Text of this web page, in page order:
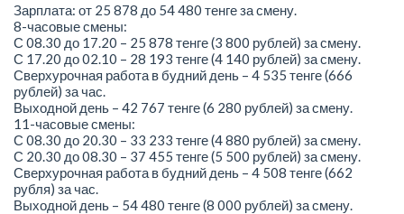
Зарплата: от 25 878 до 54 480 тенге за смену.
8-часовые смены:
С 08.30 до 17.20 – 25 878 тенге (3 800 рублей) за смену.
С 17.20 до 02.10 – 28 193 тенге (4 140 рублей) за смену.
Сверхурочная работа в будний день – 4 535 тенге (666
рублей) за час.
Выходной день – 42 767 тенге (6 280 рублей) за смену.
11-часовые смены:
С 08.30 до 20.30 – 33 233 тенге (4 880 рублей) за смену.
С 20.30 до 08.30 – 37 455 тенге (5 500 рублей) за смену.
Сверхурочная работа в будний день – 4 508 тенге (662
рубля) за час.
Выходной день – 54 480 тенге (8 000 рублей) за смену.